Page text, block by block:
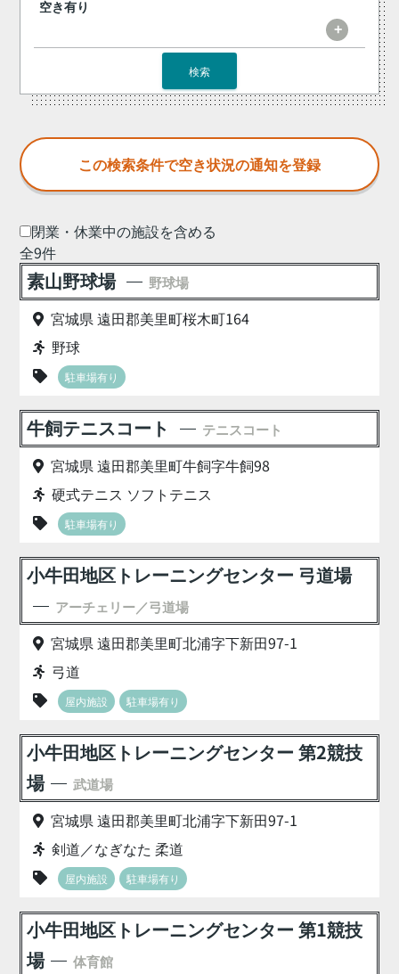
閉業・休業中の施設を含める
全9件
素山野球場 野球場
宮城県 遠田郡美里町桜木町164
野球
駐車場有り
牛飼テニスコート テニスコート
宮城県 遠田郡美里町牛飼字牛飼98
硬式テニス ソフトテニス
駐車場有り
小牛田地区トレーニングセンター 弓道場
アーチェリー／弓道場
宮城県 遠田郡美里町北浦字下新田97-1
弓道
屋内施設 駐車場有り
小牛田地区トレーニングセンター 第2競技
場
武道場
宮城県 遠田郡美里町北浦字下新田97-1
剣道／なぎなた 柔道
屋内施設 駐車場有り
小牛田地区トレーニングセンター 第1競技
場
体育館
空き有り
+
検索